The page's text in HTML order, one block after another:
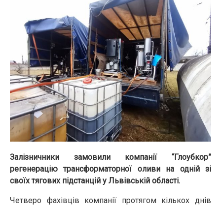
Залізничники замовили компанії “Глоубкор”
регенерацію трансформаторної оливи на одній зі
своїх тягових підстанцій у Львівській області.
Четверо фахівців компанії протягом кількох днів